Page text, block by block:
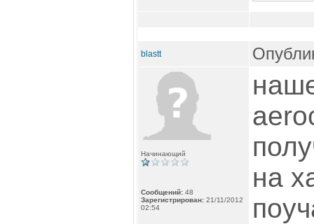
blastt
Начинающий
Сообщений: 48
Зарегистрирован: 21/11/2012
02:54
на